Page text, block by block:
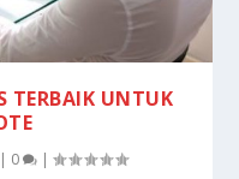
TERBAIK UNTUK
| 0 |